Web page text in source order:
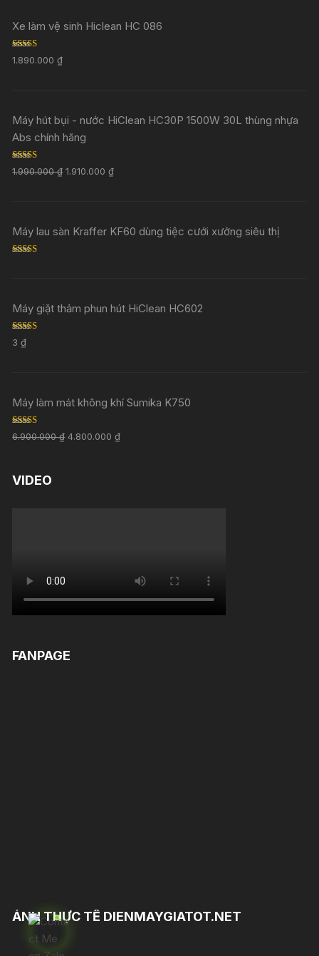
Xe làm vệ sinh Hiclean HC 086
Rated 5.00
out of 5
1.890.000₫
Máy hút bụi - nước HiClean HC30P 1500W 30L thùng nhựa
Abs chính hãng
Rated 5.00
out of 5
1.990.000₫ 1.910.000₫
Máy lau sàn Kraffer KF60 dùng tiệc cưới xưởng siêu thị
Máy giặt thảm phun hút HiClean HC602
Rated
out of 5
3₫
Máy làm mát không khí Sumika K750
Rated 5.00
out of 5
6.900.000₫ 4.800.000₫
VIDEO
FANPAGE
ẢNH THỰC TẾ DIENMAYGIATOT.NET